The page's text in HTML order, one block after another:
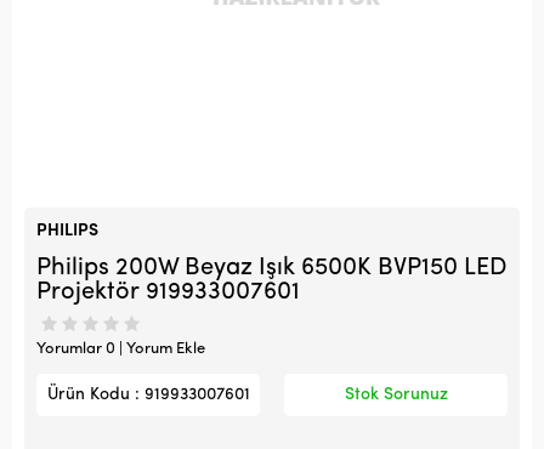
PHILIPS
Philips 200W Beyaz Işık 6500K BVP150 LED
Projektör 919933007601
Yorumlar 0 | Yorum Ekle
Ürün Kodu : 919933007601 Stok Sorunuz